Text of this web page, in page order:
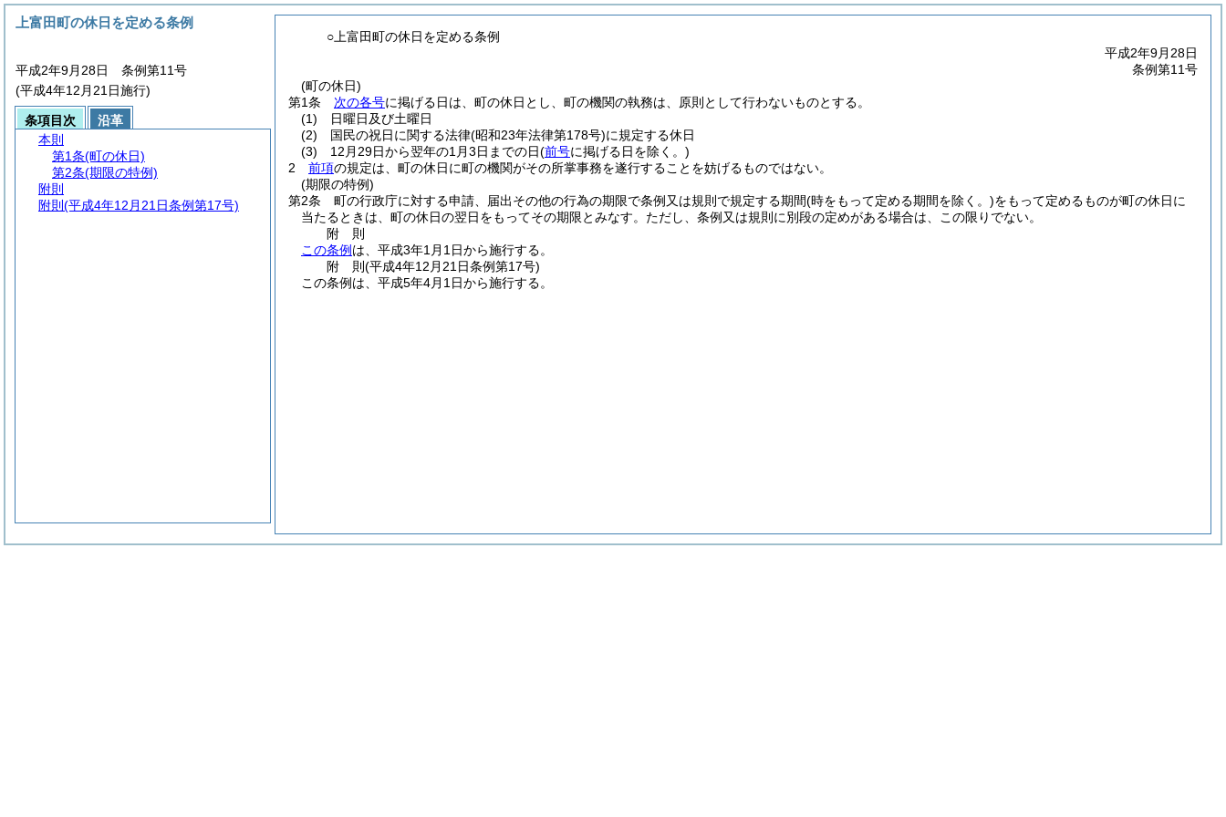
○上富田町の休日を定める条例
平成2年9月28日
条例第11号
(町の休日)
第1条
次の各号に掲げる日は、町の休日とし、町の機関の執務は、原則として行わないものとする。
(1)
日曜日及び土曜日
(2)
国民の祝日に関する法律(昭和23年法律第178号)に規定する休日
(3)
12月29日から翌年の1月3日までの日(前号に掲げる日を除く。)
2
前項の規定は、町の休日に町の機関がその所掌事務を遂行することを妨げるものではない。
(期限の特例)
第2条
町の行政庁に対する申請、届出その他の行為の期限で条例又は規則で規定する期間(時をもって定める期間を除く。)をもって定めるものが町の休日に
当たるときは、町の休日の翌日をもってその期限とみなす。 ただし、条例又は規則に別段の定めがある場合は、この限りでない。
附 則
この条例 は、平成3年1月1日から施行する。
附 則(平成4年12月21日条例第17号)
この条例は、平成5年4月1日から施行する。
上富田町の休日を定める条例
平成2年9月28日 条例第11号
(平成4年12月21日施行)
条項目次
沿革
本則
第1条(町の休日)
第2条(期限の特例)
附則
附則 (平成4年12月21日条例第17号)